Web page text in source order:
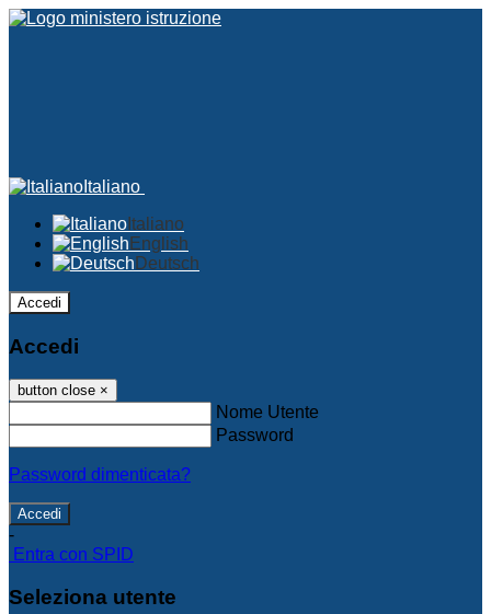
Italiano
Italiano
English
Deutsch
Accedi
Accedi
button close ×
Nome Utente
Password
Password dimenticata?
-
Entra con SPID
Seleziona utente